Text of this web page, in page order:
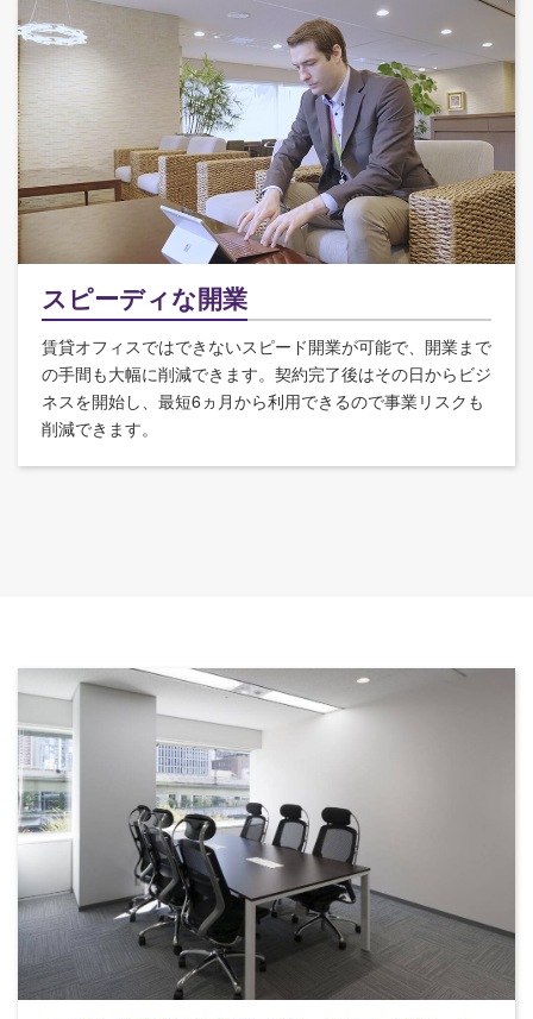
スピーディな開業
賃貸オフィスではできないスピード開業が可能で、開業まで
の手間も大幅に削減できます。契約完了後はその日からビジ
ネスを開始し、最短6ヵ月から利用できるので事業リスクも
削減できます。